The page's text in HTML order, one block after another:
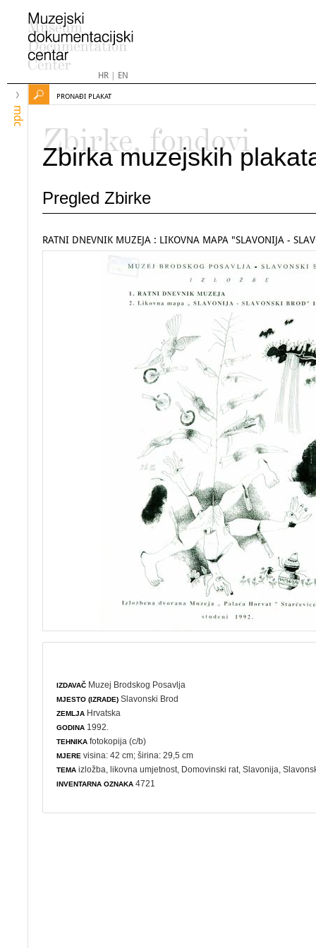
HR| EN
mdc
PRONAĐI PLAKAT
Zbirke, fondovi
Zbirka muzejskih
Pregled Zbirke
RATNI DNEVNIK MUZEJA : LIKOVNA MAPA "SLAVONIJA -
IZDAVAČ Muzej Brodskog Posavlja
MJESTO (IZRADE) Slavonski Brod
ZEMLJA Hrvatska
GODINA 1992.
TEHNIKA fotokopija (c/b)
MJERE visina: 42 cm; širina: 29,5 cm
TEMA izložba ,likovna umjetnost Domovinski rat , Slavonija,
INVENTARNA OZNAKA 4721